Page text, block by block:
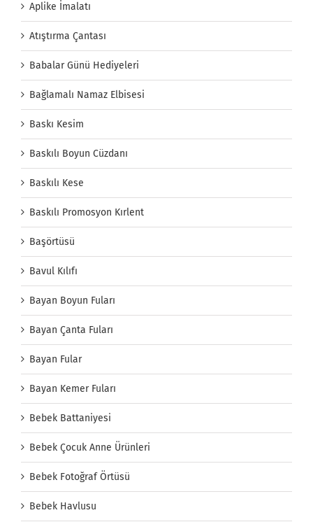
Aplike İmalatı
Atıştırma Çantası
Babalar Günü Hediyeleri
Bağlamalı Namaz Elbisesi
Baskı Kesim
Baskılı Boyun Cüzdanı
Baskılı Kese
Baskılı Promosyon Kırlent
Başörtüsü
Bavul Kılıfı
Bayan Boyun Fuları
Bayan Çanta Fuları
Bayan Fular
Bayan Kemer Fuları
Bebek Battaniyesi
Bebek Çocuk Anne Ürünleri
Bebek Fotoğraf Örtüsü
Bebek Havlusu